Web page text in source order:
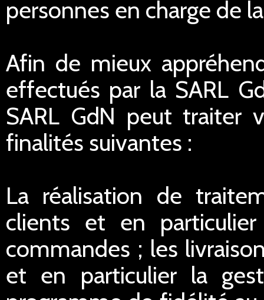
personnes en charge de
Afin de mieux
effectués par la SARL
SARL GdN peut traiter
finalités suivantes :
La réalisation de
clients et en
commandes ; les
et en particulier la